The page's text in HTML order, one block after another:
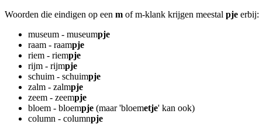
Woorden die eindigen op een m of m-klank krijgen meestal pje erbij:
museum - museumpje
raam - raampje
riem - riempje
rijm - rijmpje
schuim - schuimpje
zalm - zalmpje
zeem - zeempje
bloem - bloempje (maar 'bloemetje' kan ook)
column - columnpje